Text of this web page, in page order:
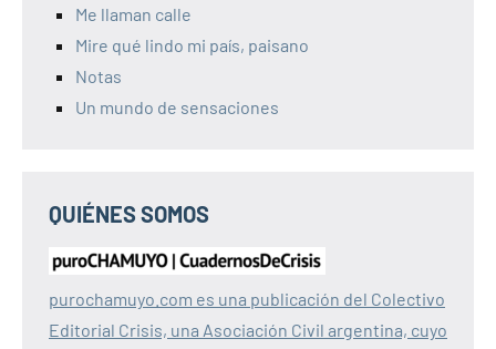
Me llaman calle
Mire qué lindo mi país, paisano
Notas
Un mundo de sensaciones
QUIÉNES SOMOS
purochamuyo.com es una publicación del Colectivo
Editorial Crisis, una Asociación Civil argentina, cuyo